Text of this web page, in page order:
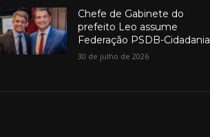
Chefe de Gabinete do
prefeito Leo assume
Federação PSDB-Cidadania
30 de julho de 2026